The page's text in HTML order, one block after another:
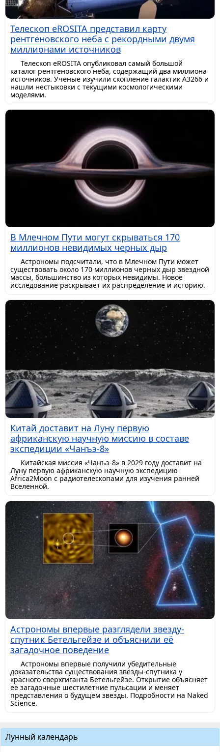
Телескоп eROSITA представил карту
рентгеновского неба с рекордными двумя
миллионами источников
Телескоп eROSITA опубликовал самый большой
каталог рентгеновского неба, содержащий два миллиона
источников. Ученые изучили скопление галактик A3266 и
нашли нестыковки с текущими космологическими
моделями.
В Млечном Пути могут скрываться 170
миллионов невидимых черных дыр
Астрономы подсчитали, что в Млечном Пути может
существовать около 170 миллионов черных дыр звездной
массы, большинство из которых невидимы. Новое
исследование раскрывает их распределение и историю.
Китай доставит на Луну первую
африканскую научную миссию в составе
экспедиции «Чанъэ-8»
Китайская миссия «Чанъэ-8» в 2029 году доставит на
Луну первую африканскую научную экспедицию
Africa2Moon с радиотелескопами для изучения ранней
Вселенной.
Астрономы впервые разглядели звезду-
спутник Бетельгейзе и объяснили её
загадочное поведение
Астрономы впервые получили убедительные
доказательства существования звезды-спутника у
красного сверхгиганта Бетельгейзе. Открытие объясняет
её загадочные шестилетние пульсации и меняет
представления о будущем звезды. Подробности на Naked
Science.
Лунный календарь